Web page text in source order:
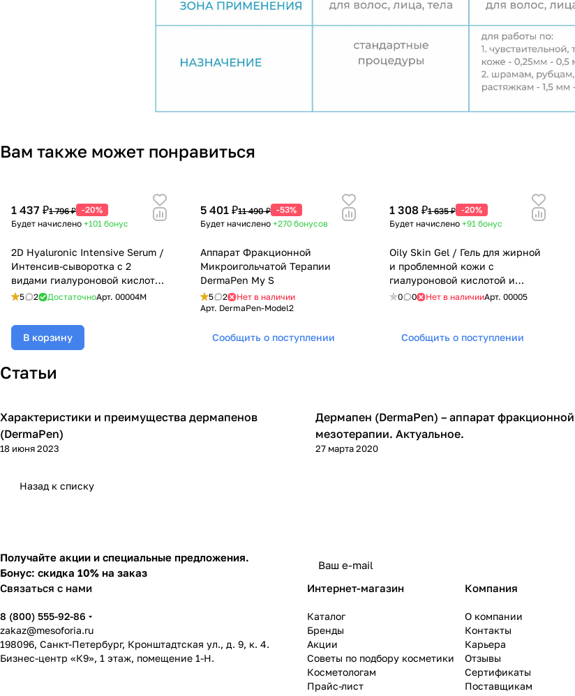
Вам также может понравиться
1 437 ₽1 796 ₽ -20%
Будет начислено +101 бонус
2D Hyaluronic Intensive Serum /
Интенсив-сыворотка с 2
видами гиалуроновой кислоты,
Mesoforia (Мезофория) - 30 мл
5 2 ДостаточноАрт. 00004M
В корзину
5 401 ₽11 490 ₽ -53%
Будет начислено +270 бонусов
Аппарат Фракционной
Микроигольчатой Терапии
DermaPen My S
5 2
Нет в наличии
Арт. DermaPen-Model2
Сообщить о поступлении
1 308 ₽1 635 ₽ -20%
Будет начислено +91 бонус
Oily Skin Gel / Гель для жирной
и проблемной кожи с
гиалуроновой кислотой и
серой, Mesoforia (Мезофория) -
0 0 Нет в наличииАрт.00005
Сообщить о поступлении
Статьи
Фракционная мезотерапия (дермапен)
Характеристики и преимущества дермапенов
(DermaPen)
18 июня 2023
Фракционная мезотерапия (дермапен)
Дермапен (DermaPen) – аппарат фракционной
мезотерапии. Актуальное.
27 марта 2020
Назад к списку
Получайте акции и специальные предложения.
Бонус: скидка 10% на заказ
Связаться с нами
8 (800) 555-92-86
zakaz@mesoforia.ru
198096, Санкт-Петербург, Кронштадтская ул., д. 9, к. 4.
Бизнес-центр «К9», 1 этаж, помещение 1-Н.
Интернет-магазин
Каталог
Бренды
Акции
Советы по подбору косметики
Косметологам
Прайс-лист
Компания
О компании
Контакты
Карьера
Отзывы
Сертификаты
Поставщикам